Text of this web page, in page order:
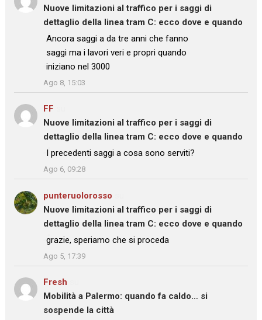
Nuove limitazioni al traffico per i saggi di
dettaglio della linea tram C: ecco dove e quando
: “
Ancora saggi a da tre anni che fanno
saggi ma i lavori veri e propri quando
iniziano nel 3000
”
Ago 8, 15:03
FF
Nuove limitazioni al traffico per i saggi di
dettaglio della linea tram C: ecco dove e quando
: “ I precedenti saggi a cosa sono serviti?
Ago 6, 09:28
punteruolorosso
Nuove limitazioni al traffico per i saggi di
dettaglio della linea tram C: ecco dove e quando
: “
grazie, speriamo che si proceda
”
Ago 5, 17:39
Fresh
Mobilità a Palermo: quando fa caldo… si
sospende la città